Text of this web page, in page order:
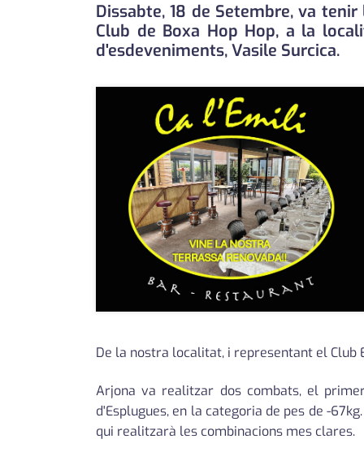
Dissabte, 18 de Setembre, va
Club de Boxa Hop Hop, a la
d'esdeveniments, Vasile Surcica.
De la nostra localitat, i representant el Club
Arjona va realitzar dos combats, el
d'Esplugues, en la categoria de pes de -
qui realitzarà les combinacions mes clares.